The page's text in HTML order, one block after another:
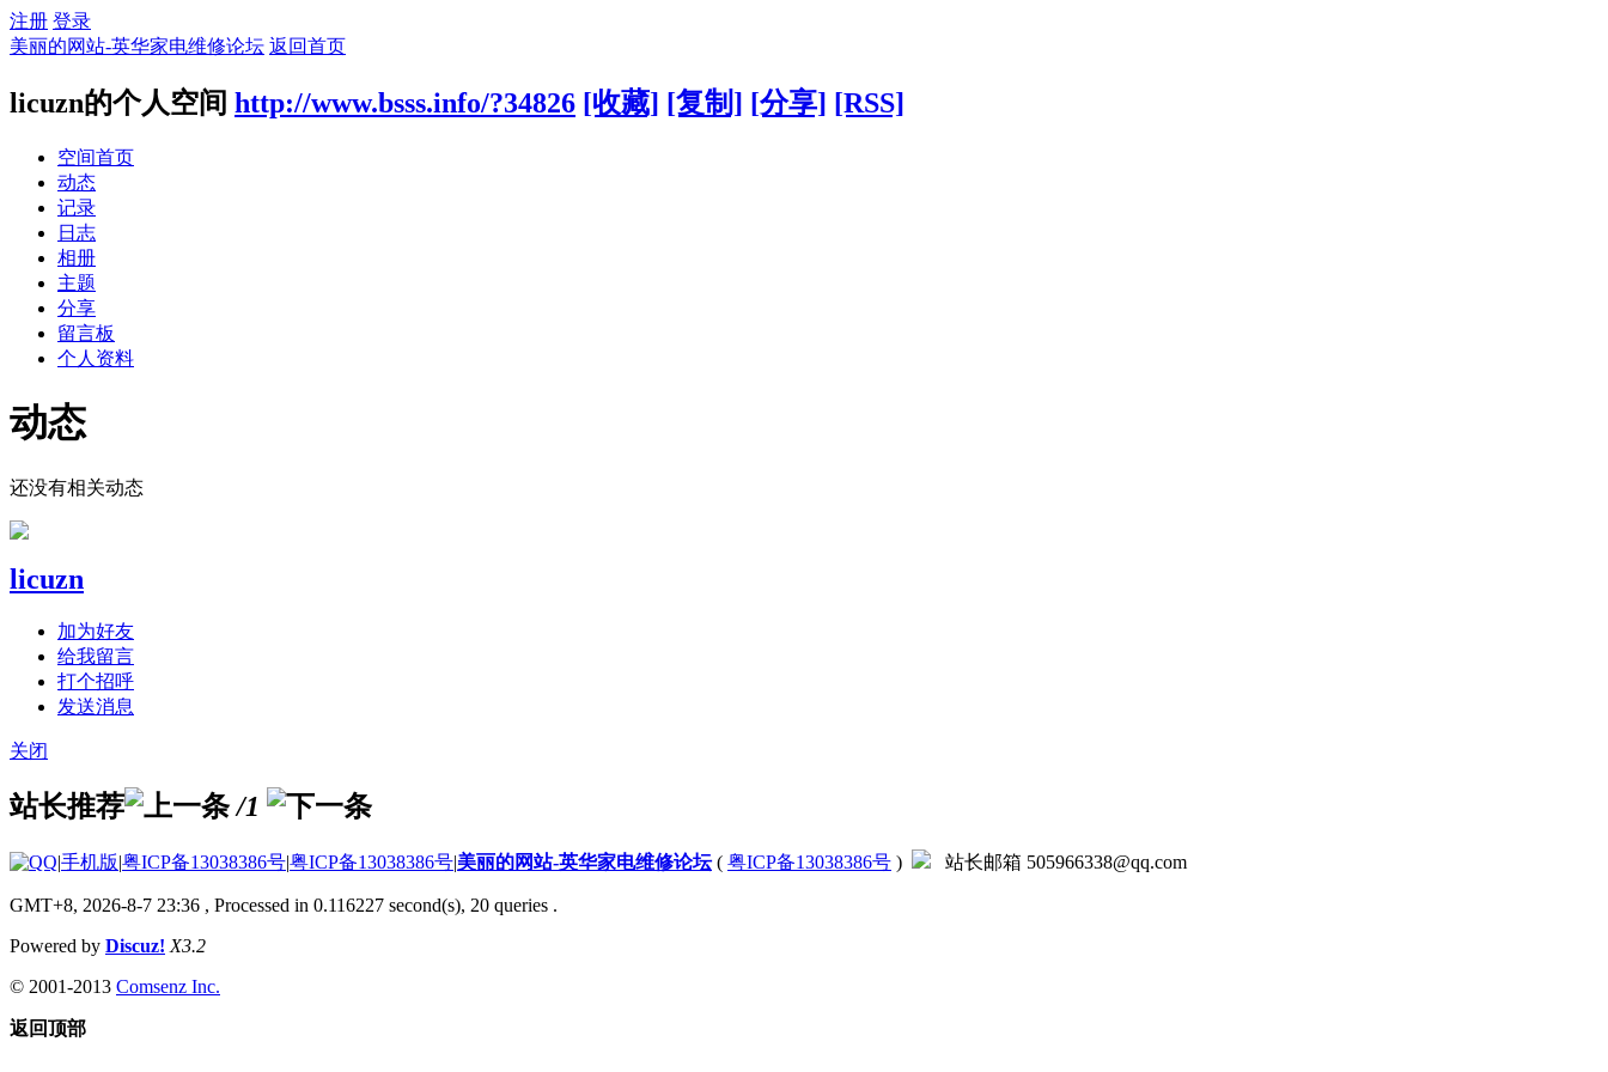
注册 登录
美丽的网站-英华家电维修论坛 返回首页
licuzn的个人空间 http://www.bsss.info/?34826 [收藏] [复制] [分享] [RSS]
空间首页
动态
记录
日志
相册
主题
分享
留言板
个人资料
动态
还没有相关动态
licuzn
加为好友
给我留言
打个招呼
发送消息
关闭
站长推荐 /1
|手机版|粤ICP备13038386号|粤ICP备13038386号|美丽的网站-英华家电维修论坛( 粤ICP备13038386号 ) 站长邮箱 505966338@qq.com
GMT+8, 2026-8-7 23:36 , Processed in 0.116227 second(s), 20 queries .
Powered by Discuz! X3.2
© 2001-2013 Comsenz Inc.
返回顶部